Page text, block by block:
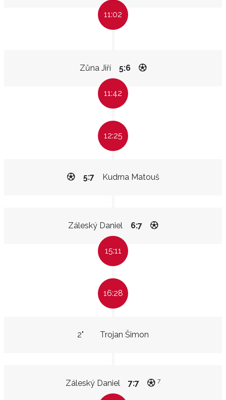
11:02
Zůna Jiří 5:6
11:42
12:25
Kudrna Matouš
5:7
Záleský Daniel 6:7
15:11
16:28
Trojan Šimon
2"
Záleský Daniel 7:7 7